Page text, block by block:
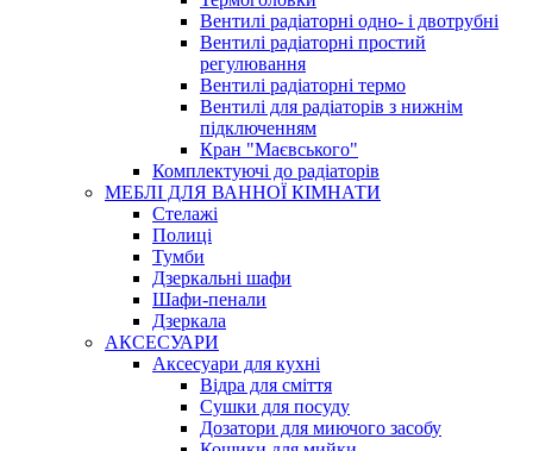
Вентилі радіаторні одно- і двотрубні
Вентилі радіаторні простий
регулювання
Вентилі радіаторні термо
Вентилі для радіаторів з нижнім
підключенням
Кран "Маєвського"
Комплектуючі до радіаторів
МЕБЛІ ДЛЯ ВАННОЇ КІМНАТИ
Стелажі
Полиці
Тумби
Дзеркальні шафи
Шафи-пенали
Дзеркала
АКСЕСУАРИ
Аксесуари для кухні
Відра для сміття
Сушки для посуду
Дозатори для миючого засобу